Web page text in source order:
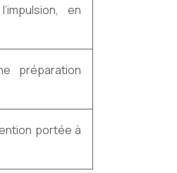
en
préparation
portée à